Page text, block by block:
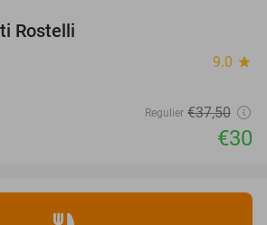
Rostelli
9.0 star
Regulier €37,50
€30